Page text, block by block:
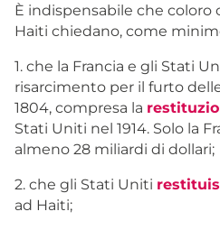
È indispensabile che coloro
Haiti chiedano, come
1. che la Francia e gli Stati
risarcimento per il furto
1804, compresa la
Stati Uniti nel 1914. Solo la
almeno 28 miliardi di dollari;
2. che gli Stati Uniti
ad Haiti;